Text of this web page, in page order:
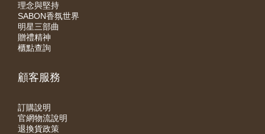
理念與堅持
SABON香氛世界
明星三部曲
贈禮精神
櫃點查詢
顧客服務
訂購說明
官網物流說明
退換貨政策